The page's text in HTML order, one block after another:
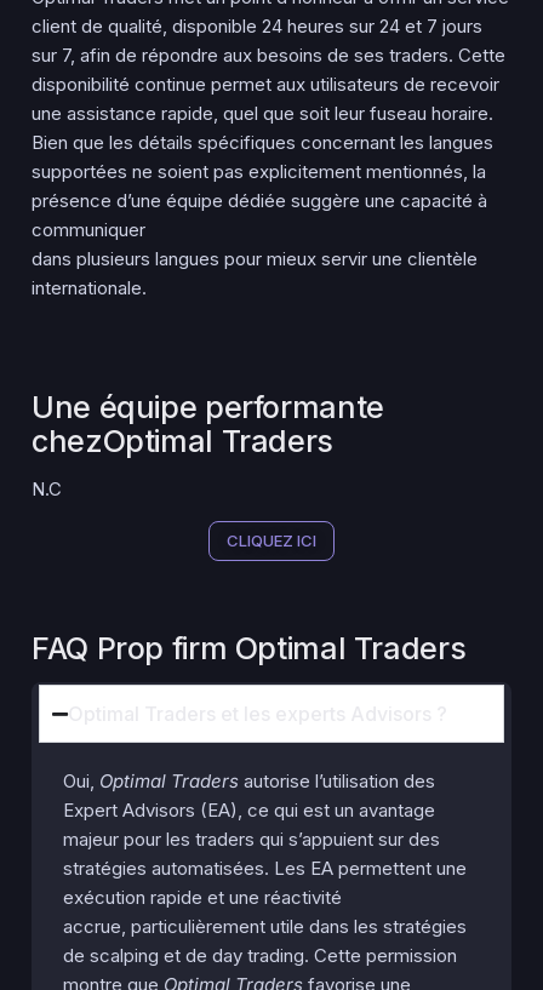
client de qualité, disponible 24 heures sur 24 et 7 jours
sur 7, afin de répondre aux besoins de ses traders. Cette
disponibilité continue permet aux utilisateurs de recevoir
une assistance rapide, quel que soit leur fuseau horaire.
Bien que les détails spécifiques concernant les langues
supportées ne soient pas explicitement mentionnés, la
présence d’une équipe dédiée suggère une capacité à
communiquer
dans plusieurs langues pour mieux servir une clientèle
internationale.
Une équipe performante
chezOptimal Traders
N.C
CLIQUEZ ICI
FAQ Prop firm Optimal Traders
Optimal Traders et les experts Advisors ?
Oui, Optimal Traders autorise l’utilisation des
Expert Advisors (EA), ce qui est un avantage
majeur pour les traders qui s’appuient sur des
stratégies automatisées. Les EA permettent une
exécution rapide et une réactivité
accrue, particulièrement utile dans les stratégies
de scalping et de day trading. Cette permission
montre que Optimal Traders favorise une